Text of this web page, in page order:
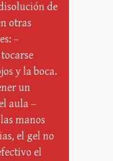
de
otras
–
y la boca.
un
aula –
manos
el gel no
el